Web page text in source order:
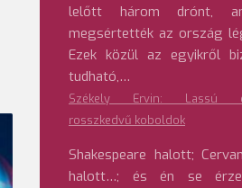
lelőtt három drónt,
megsértették az ország
Ezek közül az egyikről
tudható,…
Székely Ervin: Lassú
rosszkedvű koboldok
Shakespeare halott;
halott…; és én se